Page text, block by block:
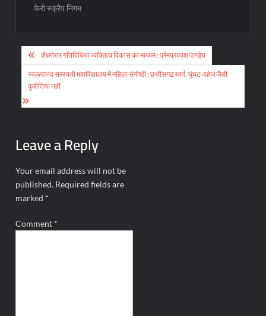
फेरो स्क्रैप निगम
Post
navigation
शैक्षणेत्तर गतिविधियां व्यक्तित्व विकास का माध्यम : प्रेमप्रकाश पाण्डेय
स्वरूपानंद सरस्वती महाविद्यालय में महिला संगोष्ठी : छत्तीसगढ़ स्वर्ग, घूंघट-दहेज जैसी
कुरीतियां नहीं
Leave a Reply
Your email address will not be
published. Required fields are
marked *
Comment *